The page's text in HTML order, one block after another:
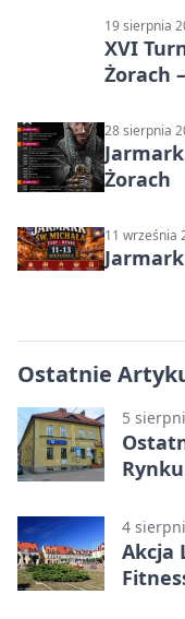
19 sierpnia
XVI
Żorach
28 sierpnia
Żorach
11 września
Ostatnie
5
4
Akcja